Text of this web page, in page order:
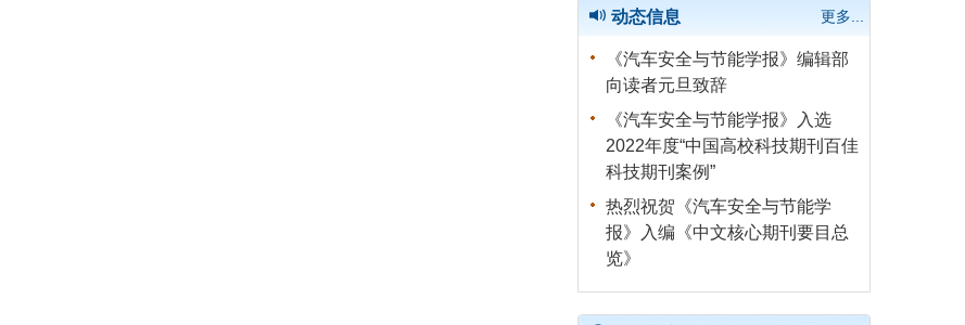
车用氢能质子交换膜燃料电池
关键材料与技术现状和前景解
析
刘杨, 官苏琳, 秦子威, 邵勤思,
倪昀, 赵玉峰, 张久俊
自动驾驶认知能力测试评价研
究综述
杨澜, 赵祥模, 王润民, 王振, 房
山, 瞿广跃
动态信息 更多...
《汽车安全与节能学报》编辑部
向读者元旦致辞
《汽车安全与节能学报》入选
2022年度“中国高校科技期刊百佳
科技期刊案例”
热烈祝贺《汽车安全与节能学
报》入编《中文核心期刊要目总
览》